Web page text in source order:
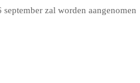
zal worden aangenomen